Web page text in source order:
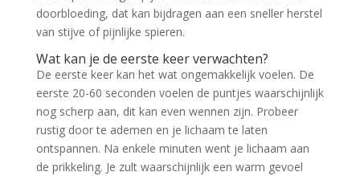
doorbloeding, dat kan bijdragen aan een sneller herstel
van stijve of pijnlijke spieren.
Wat kan je de eerste keer verwachten?
De eerste keer kan het wat ongemakkelijk voelen. De
eerste 20-60 seconden voelen de puntjes waarschijnlijk
nog scherp aan, dit kan even wennen zijn. Probeer
rustig door te ademen en je lichaam te laten
ontspannen. Na enkele minuten went je lichaam aan
de prikkeling. Je zult waarschijnlijk een warm gevoel